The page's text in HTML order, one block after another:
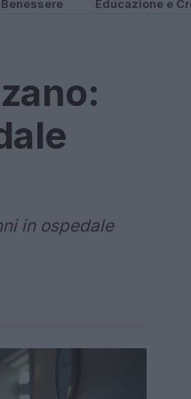
Educazione e
in ospedale